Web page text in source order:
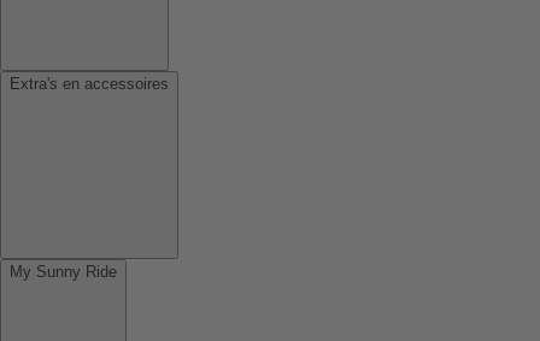
Extra's en accessoires
My Sunny Ride